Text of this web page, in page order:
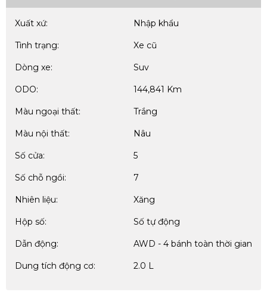
Xuất xứ: Nhập khẩu
Tình trạng: Xe cũ
Dòng xe: Suv
ODO: 144,841 Km
Màu ngoại thất: Trắng
Màu nội thất: Nâu
Số cửa: 5
Số chỗ ngồi: 7
Nhiên liệu: Xăng
Hộp số: Số tự động
Dẫn động: AWD - 4 bánh toàn thời gian
Dung tích động cơ: 2.0 L